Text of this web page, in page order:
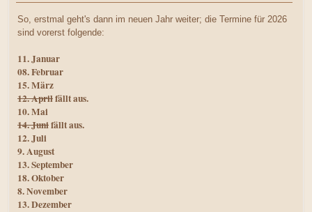
So, erstmal geht's dann im neuen Jahr weiter; die Termine für 2026
sind vorerst folgende:
11. Januar
08. Februar
15. März
12. Aprilfällt aus.
10. Mai
14. Junifällt aus.
12. Juli
9. August
13. September
18. Oktober
8. November
13. Dezember